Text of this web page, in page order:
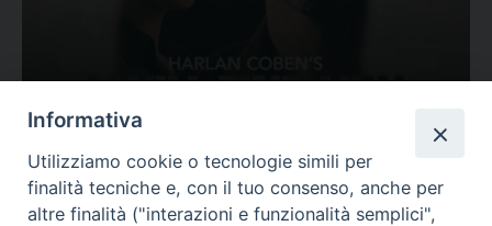
Valutazione
Complesso, Problematico
Tematica: Amore-Sentimenti, Carcere...
Informativa
Utilizziamo cookie o tecnologie simili per
finalità tecniche e, con il tuo consenso, anche per
altre finalità ("interazioni e funzionalità semplici",